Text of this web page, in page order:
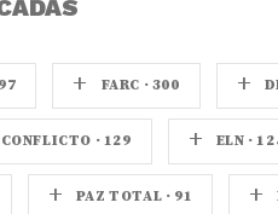
+ FARC · 300 +
· 129 + ELN ·
+ PAZ TOTAL · 91 +